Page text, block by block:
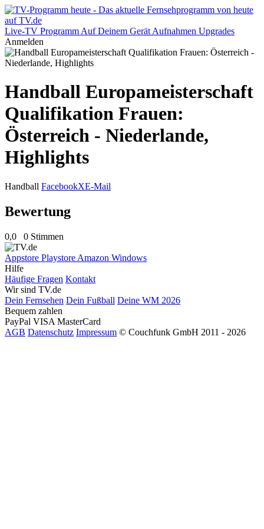
Live-TV Programm Auf Deinem Gerät Aufnahmen Upgrades
Anmelden
Handball Europameisterschaft
Qualifikation Frauen:
Österreich - Niederlande,
Highlights
Handball FacebookXE-Mail
Bewertung
0,0 0 Stimmen
Appstore Playstore Amazon Windows
Hilfe
Häufige Fragen Kontakt
Wir sind TV.de
Dein Fernsehen Dein Fußball Deine WM 2026
Bequem zahlen
PayPal VISA MasterCard
AGB Datenschutz Impressum © Couchfunk GmbH 2011 - 2026